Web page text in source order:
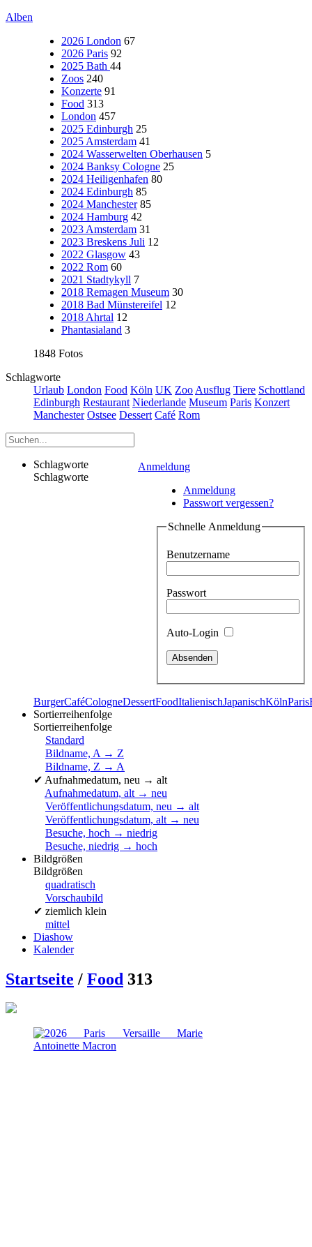
Alben
2026 London 67
2026 Paris 92
2025 Bath 44
Zoos 240
Konzerte 91
Food 313
London 457
2025 Edinburgh 25
2025 Amsterdam 41
2024 Wasserwelten Oberhausen 5
2024 Banksy Cologne 25
2024 Heiligenhafen 80
2024 Edinburgh 85
2024 Manchester 85
2024 Hamburg 42
2023 Amsterdam 31
2023 Breskens Juli 12
2022 Glasgow 43
2022 Rom 60
2021 Stadtykyll 7
2018 Remagen Museum 30
2018 Bad Münstereifel 12
2018 Ahrtal 12
Phantasialand 3
1848 Fotos
Schlagworte
Urlaub London Food Köln UK Zoo Ausflug Tiere Schottland
Edinburgh Restaurant Niederlande Museum Paris Konzert
Manchester Ostsee Dessert Café Rom
Anmeldung
Anmeldung
Passwort vergessen?
Schnelle Anmeldung
Benutzername
Passwort
Auto-Login
Schlagworte
Schlagworte
BurgerCaféCologneDessertFoodItalienischJapanischKölnParis
Sortierreihenfolge
Sortierreihenfolge
Standard
Bildname, A → Z
Bildname, Z → A
✔ Aufnahmedatum, neu → alt
Aufnahmedatum, alt → neu
Veröffentlichungsdatum, neu → alt
Veröffentlichungsdatum, alt → neu
Besuche, hoch → niedrig
Besuche, niedrig → hoch
Bildgrößen
Bildgrößen
quadratisch
Vorschaubild
✔ ziemlich klein
mittel
Diashow
Kalender
Startseite / Food 313